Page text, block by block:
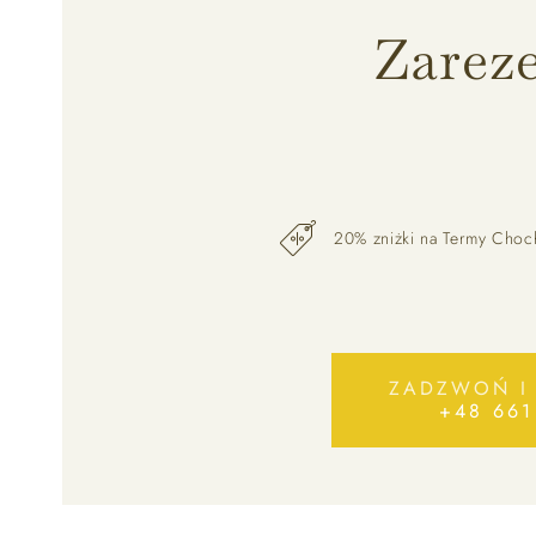
20% zniżki na Termy
ZADZWOŃ I
+48